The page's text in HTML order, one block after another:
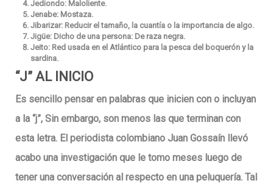
Jediondo: Maloliente.
Jenabe: Mostaza.
Jibarizar: Reducir el tamaño, la cuantía o la importancia de algo.
Jigüe: Dicho de una persona: De raza negra.
Jeito: Red usada en el Atlántico para la pesca del boquerón y la
sardina.
“J” AL INICIO
Es sencillo pensar en palabras que inicien con o incluyan
a la “j”, Sin embargo, son menos las que terminan con
esta letra. El periodista colombiano Juan Gossaín llevó
acabo una investigación que le tomo meses luego de
tener una conversación al respecto en una peluquería. Tal